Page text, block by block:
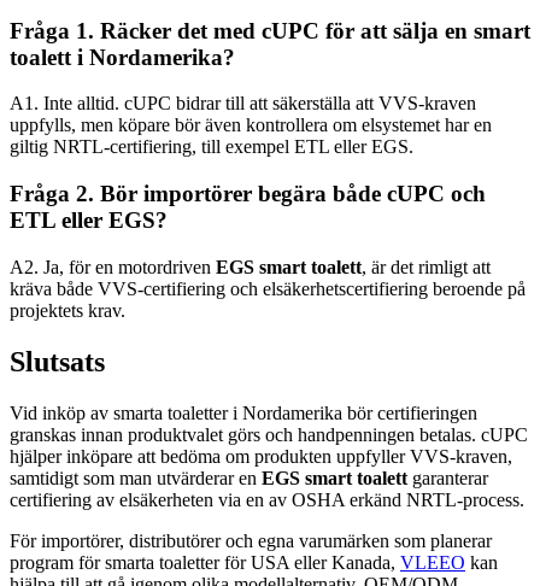
Fråga 1. Räcker det med cUPC för att sälja en smart
toalett i Nordamerika?
A1. Inte alltid. cUPC bidrar till att säkerställa att VVS-kraven
uppfylls, men köpare bör även kontrollera om elsystemet har en
giltig NRTL-certifiering, till exempel ETL eller EGS.
Fråga 2. Bör importörer begära både cUPC och
ETL eller EGS?
A2. Ja, för en motordriven EGS smart toalett, är det rimligt att
kräva både VVS-certifiering och elsäkerhetscertifiering beroende på
projektets krav.
Slutsats
Vid inköp av smarta toaletter i Nordamerika bör certifieringen
granskas innan produktvalet görs och handpenningen betalas. cUPC
hjälper inköpare att bedöma om produkten uppfyller VVS-kraven,
samtidigt som man utvärderar en EGS smart toalett garanterar
certifiering av elsäkerheten via en av OSHA erkänd NRTL-process.
För importörer, distributörer och egna varumärken som planerar
program för smarta toaletter för USA eller Kanada, VLEEO kan